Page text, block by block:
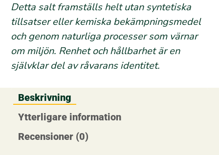
Detta salt framställs helt utan syntetiska
tillsatser eller kemiska bekämpningsmedel
och genom naturliga processer som värnar
om miljön. Renhet och hållbarhet är en
självklar del av råvarans identitet.
Beskrivning
Ytterligare information
Recensioner (0)